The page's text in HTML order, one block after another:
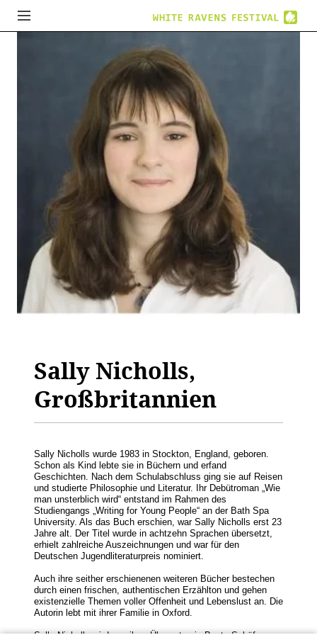
Sally Nicholls,
Großbritannien
Sally Nicholls wurde 1983 in Stockton, England, geboren.
Schon als Kind lebte sie in Büchern und erfand
Geschichten. Nach dem Schulabschluss ging sie auf Reisen
und studierte Philosophie und Literatur. Ihr Debütroman „Wie
man unsterblich wird“ entstand im Rahmen des
Studiengangs „Writing for Young People“ an der Bath Spa
University. Als das Buch erschien, war Sally Nicholls erst 23
Jahre alt. Der Titel wurde in achtzehn Sprachen übersetzt,
erhielt zahlreiche Auszeichnungen und war für den
Deutschen Jugendliteraturpreis nominiert.
Auch ihre seither erschienenen weiteren Bücher bestechen
durch einen frischen, authentischen Erzählton und gehen
existenzielle Themen voller Offenheit und Lebenslust an. Die
Autorin lebt mit ihrer Familie in Oxford.